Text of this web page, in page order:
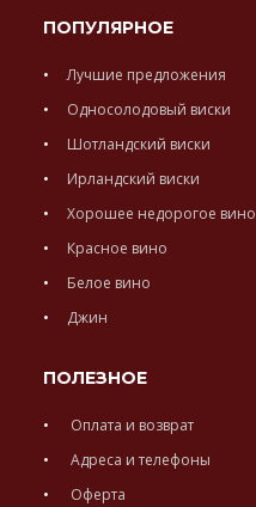
ПОПУЛЯРНОЕ
Лучшие предложения
Односолодовый виски
Шотландский виски
Ирландский виски
Хорошее недорогое вино
Красное вино
Белое вино
Джин
ПОЛЕЗНОЕ
Оплата и возврат
Адреса и телефоны
Оферта